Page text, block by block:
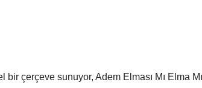
bir çerçeve sunuyor, Adem Elması Mı Elma